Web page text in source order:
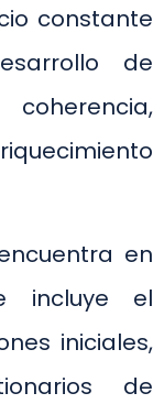
constante
de
en
incluye el
iniciales,
de